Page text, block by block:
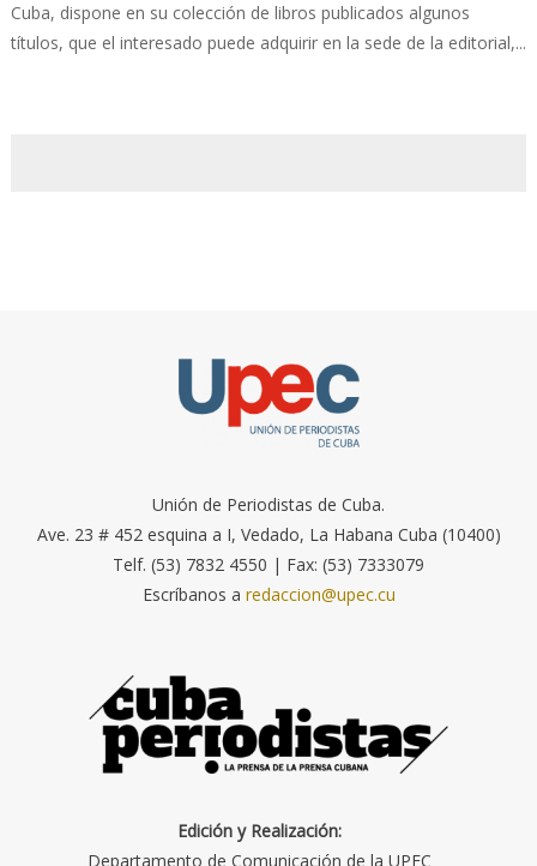
Cuba, dispone en su colección de libros publicados algunos
títulos, que el interesado puede adquirir en la sede de la editorial,...
Unión de Periodistas de Cuba.
Ave. 23 # 452 esquina a I, Vedado, La Habana Cuba (10400)
Telf. (53) 7832 4550 | Fax: (53) 7333079
Escríbanos a redaccion@upec.cu
Edición y Realización:
Departamento de Comunicación de la UPEC